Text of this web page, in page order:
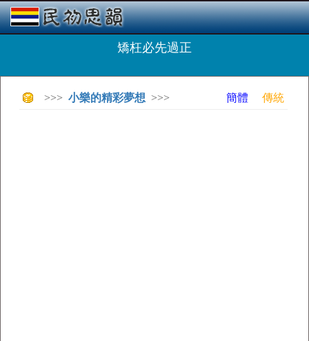
矯枉必先過正
>>> 小樂的精彩夢想 >>> 簡體 傳統